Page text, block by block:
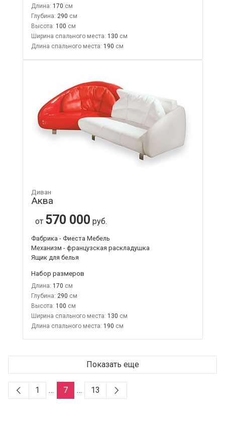
Длина: 170
Глубина: 290
Высота: 100
Ширина спального места: 130
Длина спального места: 190
Диван
Аква
от 570 000 руб.
Фабрика - Фиеста Мебель
Механизм - французская раскладушка
Ящик для белья
Набор размеров
Длина: 170
Глубина: 290
Высота: 100
Ширина спального места: 130
Длина спального места: 190
Показать еще
1 … 7 … 13